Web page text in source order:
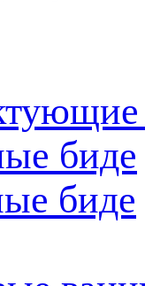
биде
биде